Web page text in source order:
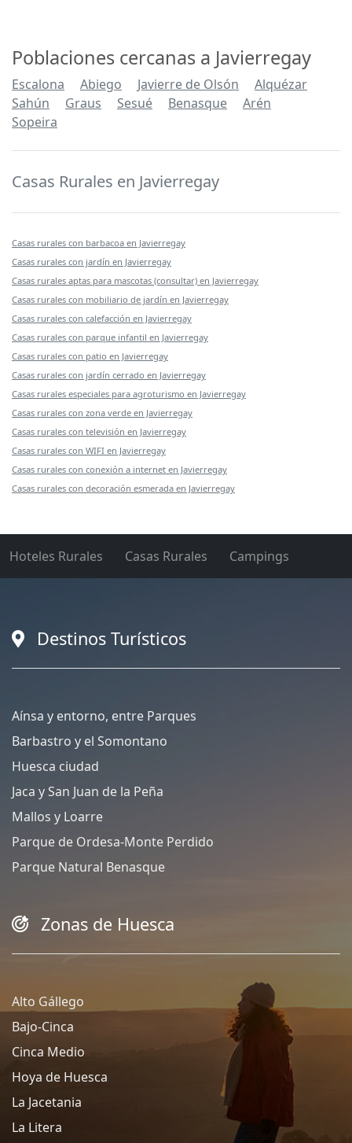
Poblaciones cercanas a Javierregay
Escalona Abiego Javierre de Olsón
Alquézar
Sahún
Graus Sesué Benasque
Arén
Sopeira
Casas Rurales en Javierregay
Casas rurales con barbacoa en Javierregay
Casas rurales con jardín en Javierregay
Casas rurales aptas para mascotas (consultar) en Javierregay
Casas rurales con mobiliario de jardín en Javierregay
Casas rurales con calefacción en Javierregay
Casas rurales con parque infantil en Javierregay
Casas rurales con patio en Javierregay
Casas rurales con jardín cerrado en Javierregay
Casas rurales especiales para agroturismo en Javierregay
Casas rurales con zona verde en Javierregay
Casas rurales con televisión en Javierregay
Casas rurales con WIFI en Javierregay
Casas rurales con conexión a internet en Javierregay
Casas rurales con decoración esmerada en Javierregay
Hoteles Rurales Casas Rurales Campings
Destinos Turísticos
Aínsa y entorno, entre Parques
Barbastro y el Somontano
Huesca ciudad
Jaca y San Juan de la Peña
Mallos y Loarre
Parque de Ordesa-Monte Perdido
Parque Natural Benasque
Zonas de Huesca
Alto Gállego
Bajo-Cinca
Cinca Medio
Hoya de Huesca
La Jacetania
La Litera